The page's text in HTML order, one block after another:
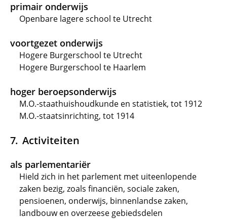
primair onderwijs
Openbare lagere school te Utrecht
voortgezet onderwijs
Hogere Burgerschool te Utrecht
Hogere Burgerschool te Haarlem
hoger beroepsonderwijs
M.O.-staathuishoudkunde en statistiek, tot 1912
M.O.-staatsinrichting, tot 1914
Activiteiten
als parlementariër
Hield zich in het parlement met uiteenlopende
zaken bezig, zoals financiën, sociale zaken,
pensioenen, onderwijs, binnenlandse zaken,
landbouw en overzeese gebiedsdelen